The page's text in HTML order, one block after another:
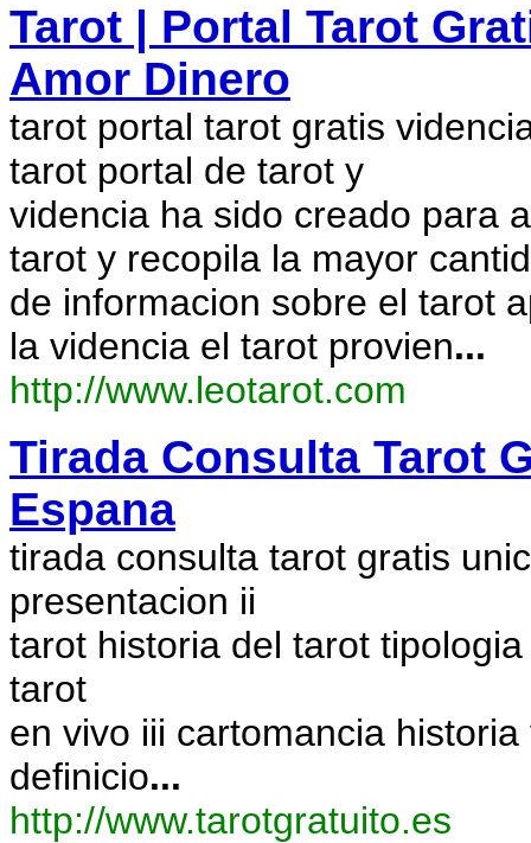
Tarot | Portal Tarot
Amor Dinero
tarot portal tarot gratis
tarot portal de tarot y
videncia ha sido creado para
tarot y recopila la mayor
de informacion sobre el tarot
la videncia el tarot provien...
http://www.leotarot.com
Tirada Consulta Tarot
Espana
tirada consulta tarot gratis
presentacion ii
tarot historia del tarot
tarot
en vivo iii cartomancia
definicio...
http://www.tarotgratuito.es